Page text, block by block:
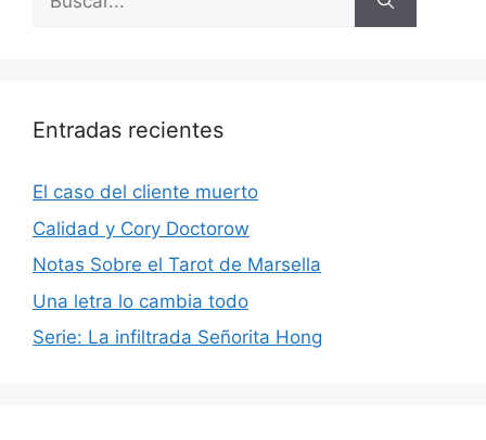
Entradas recientes
El caso del cliente muerto
Calidad y Cory Doctorow
Notas Sobre el Tarot de Marsella
Una letra lo cambia todo
Serie: La infiltrada Señorita Hong